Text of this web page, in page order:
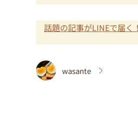
話題の記事がLINEで届く
wasante